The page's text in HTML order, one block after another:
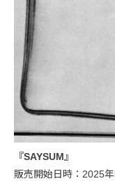
『SAYSUM』
販売開始日時：2025